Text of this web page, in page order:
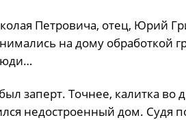
Петровича, отец, Юрий
на дому обработкой
заперт. Точнее, калитка во
недостроенный дом. Судя